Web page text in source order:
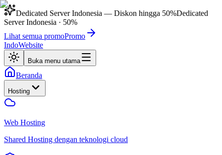
Dedicated Server Indonesia — Diskon hingga 50%Dedicated
Server Indonesia · 50%
Lihat semua promoPromo
IndoWebsite
Buka menu utama
Beranda
Hosting
Web Hosting
Shared Hosting dengan teknologi cloud